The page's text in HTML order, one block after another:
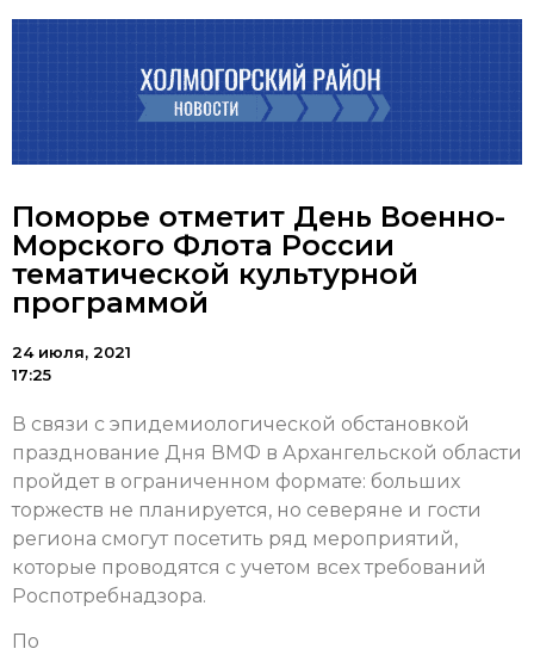
Поморье отметит День Военно-
Морского Флота России
тематической культурной
программой
24 июля, 2021
17:25
В связи с эпидемиологической обстановкой
празднование Дня ВМФ в Архангельской области
пройдет в ограниченном формате: больших
торжеств не планируется, но северяне и гости
региона смогут посетить ряд мероприятий,
которые проводятся с учетом всех требований
Роспотребнадзора.
По